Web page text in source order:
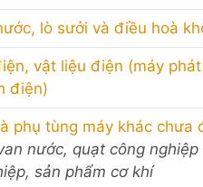
lò sưởi và điều hoà
vật liệu điện (máy
điện)
phụ tùng máy khác chưa
nước, quạt công
sản phẩm cơ khí